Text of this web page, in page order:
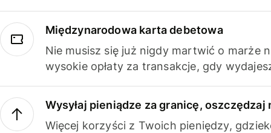
Międzynarodowa karta debetowa
Nie musisz się już nigdy martwić o marże
wysokie opłaty za transakcje, gdy
Wysyłaj pieniądze za granicę, oszczędzaj
Więcej korzyści z Twoich pieniędzy,